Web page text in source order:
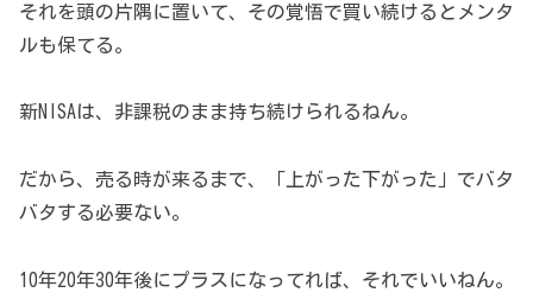
それを頭の片隅に置いて、その覚悟で買い続けるとメンタ
ルも保てる。
新NISAは、非課税のまま持ち続けられるねん。
だから、売る時が来るまで、「上がった下がった」でバタ
バタする必要ない。
10年20年30年後にプラスになってれば、それでいいねん。